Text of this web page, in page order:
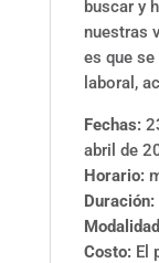
buscar y
nuestras
es que
laboral,
Fechas:
abril de
Horario:
Duración:
Costo:El